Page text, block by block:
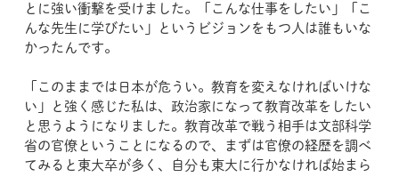
とに強い衝撃を受けました。「こんな仕事をしたい」「こ
んな先生に学びたい」というビジョンをもつ人は誰もいな
かったんです。
「このままでは日本が危うい。教育を変えなければいけな
い」と強く感じた私は、政治家になって教育改革をしたい
と思うようになりました。教育改革で戦う相手は文部科学
省の官僚ということになるので、まずは官僚の経歴を調べ
てみると東大卒が多く、自分も東大に行かなければ始まら